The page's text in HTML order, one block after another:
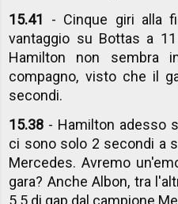
15.41
- Cinque giri alla
vantaggio su Bottas a
Hamilton non sembra
compagno, visto che il
secondi.
15.38 - Hamilton adesso
ci sono solo 2 secondi a
Mercedes. Avremo
gara? Anche Albon, tra